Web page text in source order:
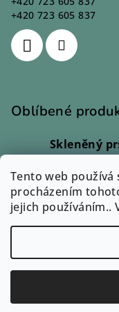
Tento web používá
procházením
jejich používáním..
+420 723 605 837
Oblíbené
Skleněný
Skleněný
Hodnocení
| Monika
Přívěsek
Hodnocení
Eva
Copyright 2026